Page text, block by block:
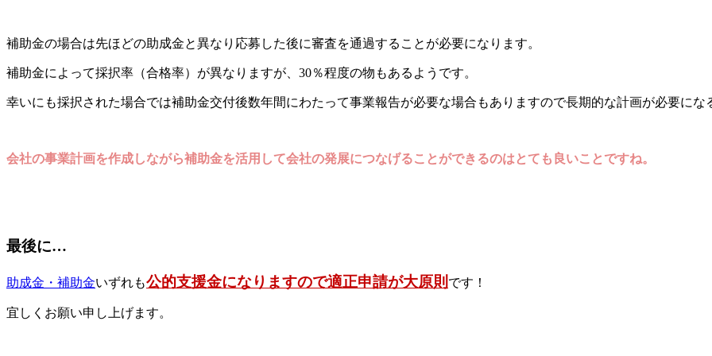
補助金の場合は先ほどの助成金と異なり応募した後に審査を通過することが必要になります。
補助金によって採択率（合格率）が異なりますが、30％程度の物もあるようです。
幸いにも採択された場合では補助金交付後数年間にわたって事業報告が必要な場合もありますので長期的な計画が必要にな
会社の事業計画を作成しながら補助金を活用して会社の発展につなげることができるのはとても良いことですね。
最後に…
助成金・補助金いずれも公的支援金になりますので適正申請が大原則 です！
宜しくお願い申し上げます。